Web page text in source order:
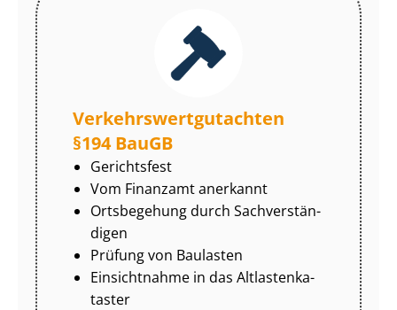
Ver­kehrs­wert­gut­ach­ten
§194 BauGB
Gerichtsfest
Vom Finanzamt anerkannt
Ortsbegehung durch Sach­ver­stän­
di­gen
Prüfung von Baulasten
Einsichtnahme in das Alt­las­ten­ka­
tas­ter